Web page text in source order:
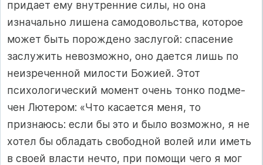
придает ему внутренние силы, но она
изначально лишена самодовольства, которое
может быть порождено заслугой: спасение
заслужить невозможно, оно дается лишь по
неизреченной милости Божией. Этот
психологический момент очень тонко подме­
чен Лютером: «Что касается меня, то
признаюсь: если бы это и было возможно, я не
хотел бы обладать свободной волей или иметь
в своей власти нечто, при помощи чего я мог